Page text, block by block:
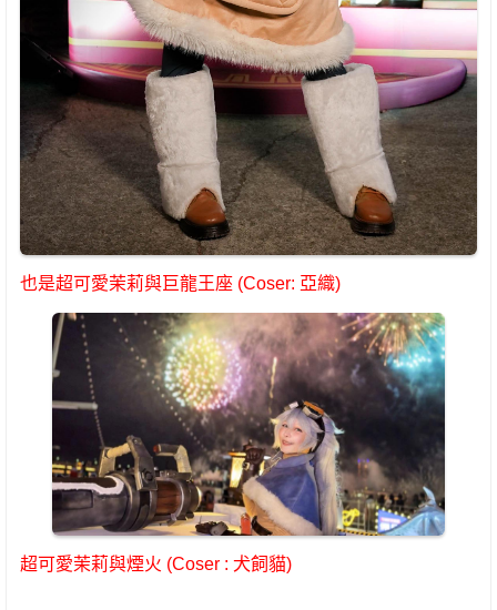
也是超可愛茉莉與巨龍王座 (Coser: 亞織)
超可愛茉莉與煙火 (Coser : 犬飼貓)